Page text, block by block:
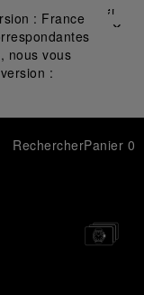
: France
nous vous
:
Fermer
✕
RechercherPanier 0